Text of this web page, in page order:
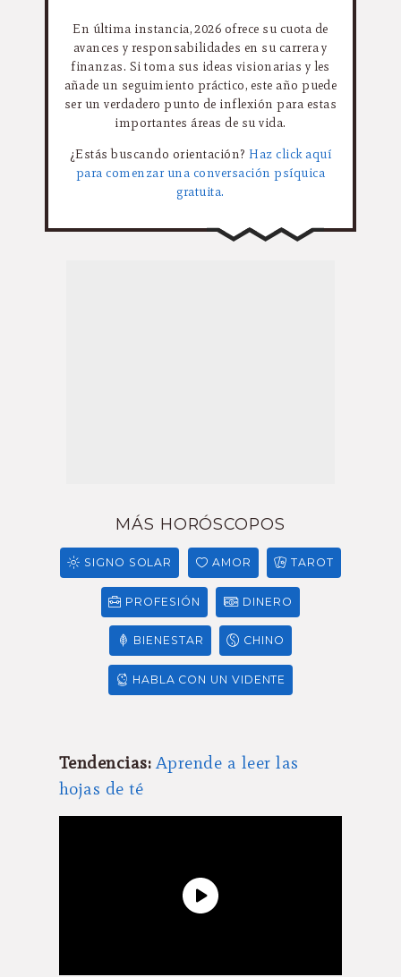
En última instancia, 2026 ofrece su cuota de
avances y responsabilidades en su carrera y
finanzas. Si toma sus ideas visionarias y les
añade un seguimiento práctico, este año puede
ser un verdadero punto de inflexión para estas
importantes áreas de su vida.
¿Estás buscando orientación?Haz click aquí
para comenzar una conversación psíquica
gratuita.
MÁS HORÓSCOPOS
SIGNO SOLAR AMOR TAROT
PROFESIÓN DINERO
BIENESTAR CHINO
HABLA CON UN VIDENTE
Tendencias: Aprende a leer las
hojas de té